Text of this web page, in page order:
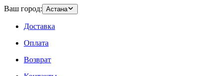
Ваш город: Астана
Доставка
Оплата
Возврат